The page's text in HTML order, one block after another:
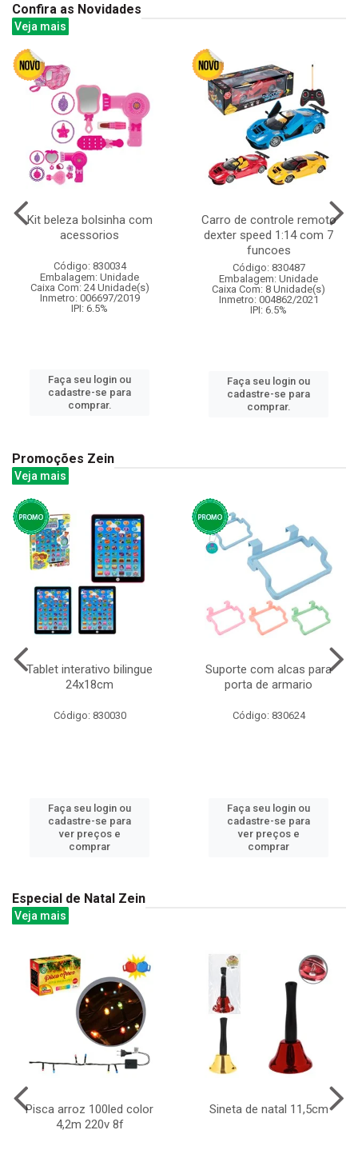
Confira as Novidades
Veja mais
Kit beleza bolsinha com
acessorios
Código: 830034
Embalagem: Unidade
Caixa Com: 24 Unidade(s)
Inmetro: 006697/2019
IPI: 6.5%
Faça seu login ou
cadastre-se para
comprar.
Carro de controle remoto
dexter speed 1:14 com 7
funcoes
Código: 830487
Embalagem: Unidade
Caixa Com: 8 Unidade(s)
Inmetro: 004862/2021
IPI: 6.5%
Faça seu login ou
cadastre-se para
comprar.
Promoções Zein
Veja mais
Tablet interativo bilingue
24x18cm
Código: 830030
Faça seu login ou
cadastre-se para
ver preços e
comprar
Suporte com alcas para
porta de armario
Código: 830624
Faça seu login ou
cadastre-se para
ver preços e
comprar
Especial de Natal Zein
Veja mais
Pisca arroz 100led color
4,2m 220v 8f
Sineta de natal 11,5cm